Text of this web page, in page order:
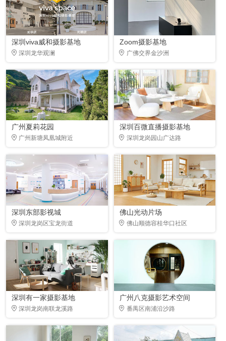
深圳viva威和摄影基地
深圳龙华观澜
Zoom摄影基地
广佛交界金沙洲
广州夏莉花园
广州新塘凤凰城附近
深圳百微直播摄影基地
深圳龙岗园山广达路
深圳东部影视城
深圳龙岗区宝龙街道
佛山光动片场
佛山顺德容桂华口社区
深圳有一家摄影基地
深圳龙岗南联龙溪路
广州八克摄影艺术空间
番禺区南浦沿沙路